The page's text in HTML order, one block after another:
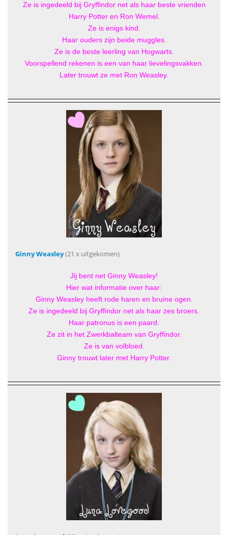
Ze is ingedeeld bij Gryffindor net als haar beste vrienden
Harry Potter en Ron Wemel.
Ze is enigs kind.
Haar ouders zijn beide muggles.
Ze is de beste leerling van Hogwarts.
Voorspellend rekenen is een van haar lievelingsvakken.
Later trouwt ze met Ron Weasley.
Ginny Weasley(21 x uitgekomen)
Jij bent net Ginny Weasley!
Hier wat informatie over haar:
Ginny Weasley heeft rode haren en bruine ogen.
Ze is ingedeeld bij Gryffindor net als haar zes broers.
Haar patronus is een paard.
Ze zit in het Zwerkbalteam van Gryffindor.
Ze is van volbloed.
Ginny trouwt later met Harry Potter.